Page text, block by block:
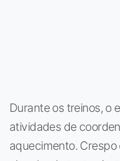
Durante os treinos, o
atividades de
aquecimento.